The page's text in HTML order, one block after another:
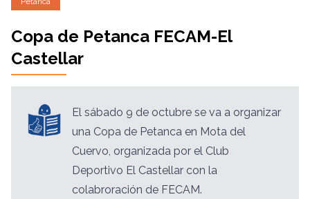
Copa de Petanca FECAM-El
Castellar
El sábado 9 de octubre se va a organizar
una Copa de Petanca en Mota del
Cuervo, organizada por el Club
Deportivo El Castellar con la
colabroración de FECAM.